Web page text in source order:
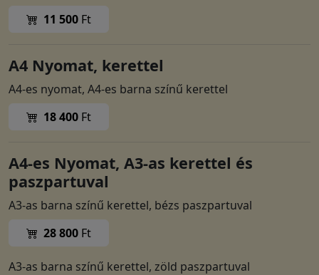
11 500 Ft
A4 Nyomat, kerettel
A4-es nyomat, A4-es barna színű kerettel
18 400 Ft
A4-es Nyomat, A3-as kerettel és
paszpartuval
A3-as barna színű kerettel, bézs paszpartuval
28 800 Ft
A3-as barna színű kerettel, zöld paszpartuval